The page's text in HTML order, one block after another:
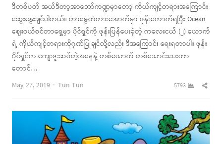
ဒီတစ်ပတ် အယ်ဒီတာ့အာဘော်ကဏ္ဍမှာတော့ ကိုယ်ကျင့်တရားအကြောင်း
ဆွေးနွေးချင်ပါတယ်။ တာမွေတံတားအောက်မှာ ဖုန်းကောက်ရပြီး Ocean
ဈေးဝယ်စင်တာရှေ့မှာ ပိုင်ရှင်ကို ဖုန်းပြန်ပေးခဲ့တဲ့ ကလေးငယ် (၂) ယောက်
ရဲ့ ကိုယ်ကျင့်တရားကိုဂုဏ်ပြုချင်လို့လည်း ဒီအကြောင်း ရေးရတာပါ။ ဖုန်း
ပိုင်ရှင်က ကျေးဇူးဆပ်တဲ့အနေနဲ့ တစ်ယောက် တစ်သောင်းပေးတာ
တောင်…
May 27, 2019
Author
Tun Tun 5793